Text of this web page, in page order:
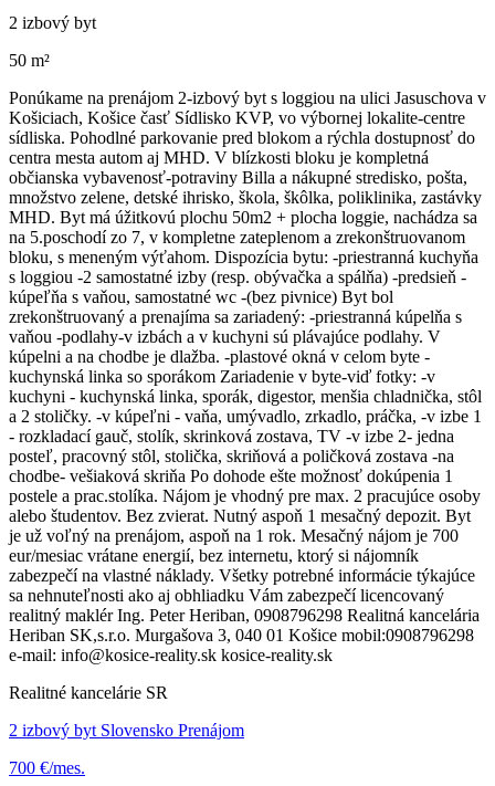
2 izbový byt
50 m²
Ponúkame na prenájom 2-izbový byt s loggiou na ulici Jasuschova v
Košiciach, Košice časť Sídlisko KVP, vo výbornej lokalite-centre
sídliska. Pohodlné parkovanie pred blokom a rýchla dostupnosť do
centra mesta autom aj MHD. V blízkosti bloku je kompletná
občianska vybavenosť-potraviny Billa a nákupné stredisko, pošta,
množstvo zelene, detské ihrisko, škola, škôlka, poliklinika, zastávky
MHD. Byt má úžitkovú plochu 50m2 + plocha loggie, nachádza sa
na 5.poschodí zo 7, v kompletne zateplenom a zrekonštruovanom
bloku, s meneným výťahom. Dispozícia bytu: -priestranná kuchyňa
s loggiou -2 samostatné izby (resp. obývačka a spálňa) -predsieň -
kúpeľňa s vaňou, samostatné wc -(bez pivnice) Byt bol
zrekonštruovaný a prenajíma sa zariadený: -priestranná kúpelňa s
vaňou -podlahy-v izbách a v kuchyni sú plávajúce podlahy. V
kúpelni a na chodbe je dlažba. -plastové okná v celom byte -
kuchynská linka so sporákom Zariadenie v byte-viď fotky: -v
kuchyni - kuchynská linka, sporák, digestor, menšia chladnička, stôl
a 2 stoličky. -v kúpeľni - vaňa, umývadlo, zrkadlo, práčka, -v izbe 1
- rozkladací gauč, stolík, skrinková zostava, TV -v izbe 2- jedna
posteľ, pracovný stôl, stolička, skriňová a poličková zostava -na
chodbe- vešiaková skriňa Po dohode ešte možnosť dokúpenia 1
postele a prac.stolíka. Nájom je vhodný pre max. 2 pracujúce osoby
alebo študentov. Bez zvierat. Nutný aspoň 1 mesačný depozit. Byt
je už voľný na prenájom, aspoň na 1 rok. Mesačný nájom je 700
eur/mesiac vrátane energií, bez internetu, ktorý si nájomník
zabezpečí na vlastné náklady. Všetky potrebné informácie týkajúce
sa nehnuteľnosti ako aj obhliadku Vám zabezpečí licencovaný
realitný maklér Ing. Peter Heriban, 0908796298 Realitná kancelária
Heriban SK,s.r.o. Murgašova 3, 040 01 Košice mobil:0908796298
e-mail: info@kosice-reality.sk kosice-reality.sk
Realitné kancelárie SR
2 izbový byt Slovensko Prenájom
700 €/mes.